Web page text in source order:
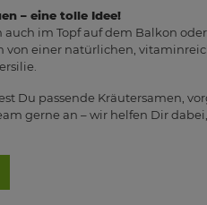
– eine tolle Idee!
auch im Topf auf dem Balkon
von einer natürlichen,
Du passende Kräutersamen,
gerne an – wir helfen Dir